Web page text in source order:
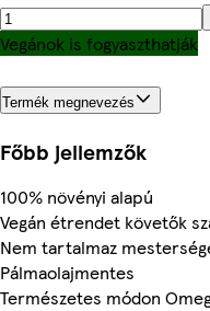
Vegánok is fogyaszthatják
Termék megnevezés
Főbb jellemzők
100% növényi alapú
Vegán étrendet követők
Nem tartalmaz
Pálmaolajmentes
Természetes módon